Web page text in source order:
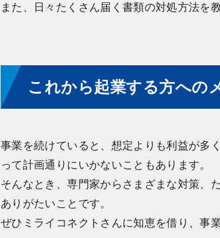
また、日々たくさん届く書類の対処方法を
これから起業する方への
事業を続けていると、想定よりも利益が多
って計画通りにいかないこともあります。
そんなとき、専門家からさまざまな対策、
ありがたいことです。
ぜひミライコネクトさんに知恵を借り、事